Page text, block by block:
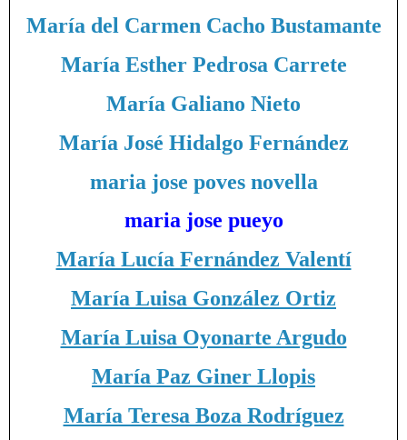
María del Carmen Cacho Bustamante
María Esther Pedrosa Carrete
María Galiano Nieto
María José Hidalgo Fernández
maria jose poves novella
maria jose pueyo
María Lucía Fernández Valentí
María Luisa González Ortiz
María Luisa Oyonarte Argudo
María Paz Giner Llopis
María Teresa Boza Rodríguez